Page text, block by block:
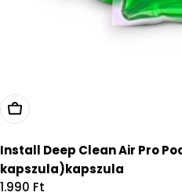
Kosárba
Install Deep Clean Air Pro
kapszula)kapszula
Regular
1.990 Ft